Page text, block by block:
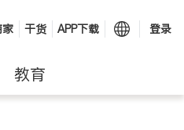
干货 APP下载 登录
教育